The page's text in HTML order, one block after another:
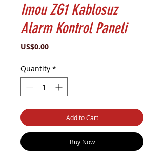
Imou ZG1 Kablosuz
Alarm Kontrol Paneli
US$0.00Price
Quantity *
Add to Cart
Buy Now